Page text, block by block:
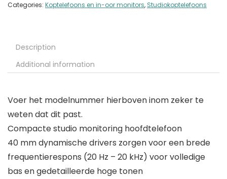
Categories: Koptelefoons en in-oor monitors, Studiokoptelefoons
Description
Additional information
Voer het modelnummer hierboven inom zeker te
weten dat dit past.
Compacte studio monitoring hoofdtelefoon
40 mm dynamische drivers zorgen voor een brede
frequentierespons (20 Hz – 20 kHz) voor volledige
bas en gedetailleerde hoge tonen